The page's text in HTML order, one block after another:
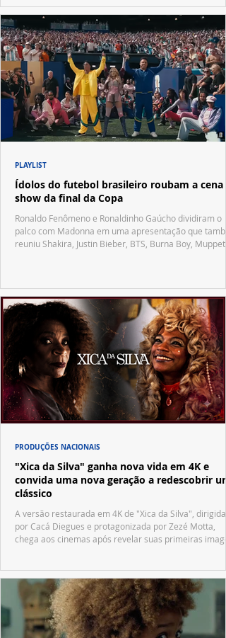
Ídolos do futebol brasileiro roubam a cena
show da final da Copa
Ronaldo Fenômeno e Ronaldinho Gaúcho dividiram o
palco com Madonna em uma apresentação que
reuniu Shakira, Justin Bieber, BTS, Burna Boy, Muppets,
PLAYLIST
"Xica da Silva" ganha nova vida em 4K e
convida uma nova geração a redescobrir um
clássico
A versão restaurada em 4K de "Xica da Silva", dirigida
por Cacá Diegues e protagonizada por Zezé Motta,
chega aos cinemas após revelar suas primeiras
PRODUÇÕES NACIONAIS